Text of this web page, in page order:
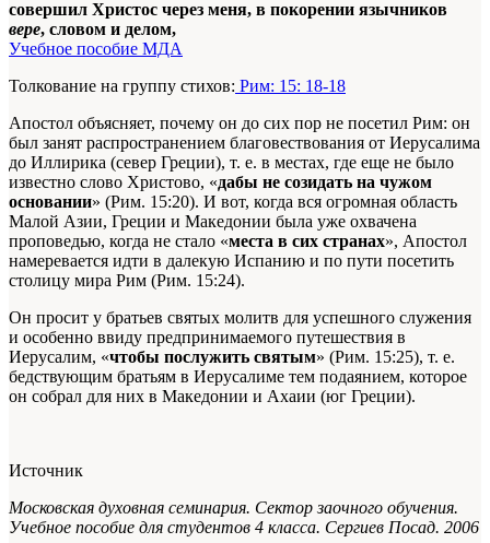
совершил Христос через меня, в покорении язычников
вере, словом и делом,
Учебное пособие МДА
Толкование на группу стихов: Рим: 15: 18-18
Апостол объясняет, почему он до сих пор не посетил Рим: он
был занят распространением благовествования от Иерусалима
до Иллирика (север Греции), т. е. в местах, где еще не было
известно слово Христово, «дабы не созидать на чужом
основании» (Рим. 15:20). И вот, когда вся огромная область
Малой Азии, Греции и Македонии была уже охвачена
проповедью, когда не стало «места в сих странах», Апостол
намеревается идти в далекую Испанию и по пути посетить
столицу мира Рим (Рим. 15:24).
Он просит у братьев святых молитв для успешного служения
и особенно ввиду предпринимаемого путешествия в
Иерусалим, «чтобы послужить святым» (Рим. 15:25), т. е.
бедствующим братьям в Иерусалиме тем подаянием, которое
он собрал для них в Македонии и Ахаии (юг Греции).
Источник
Московская духовная семинария. Сектор заочного обучения.
Учебное пособие для студентов 4 класса. Сергиев Посад. 2006